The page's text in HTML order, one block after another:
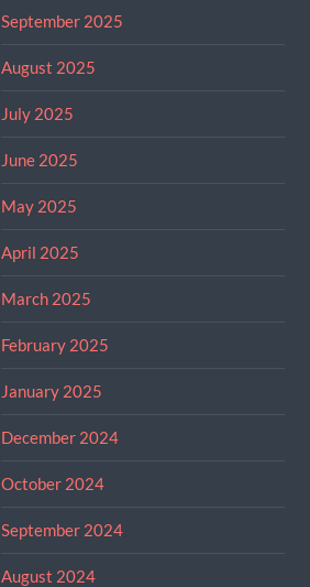
September 2025
August 2025
July 2025
June 2025
May 2025
April 2025
March 2025
February 2025
January 2025
December 2024
October 2024
September 2024
August 2024